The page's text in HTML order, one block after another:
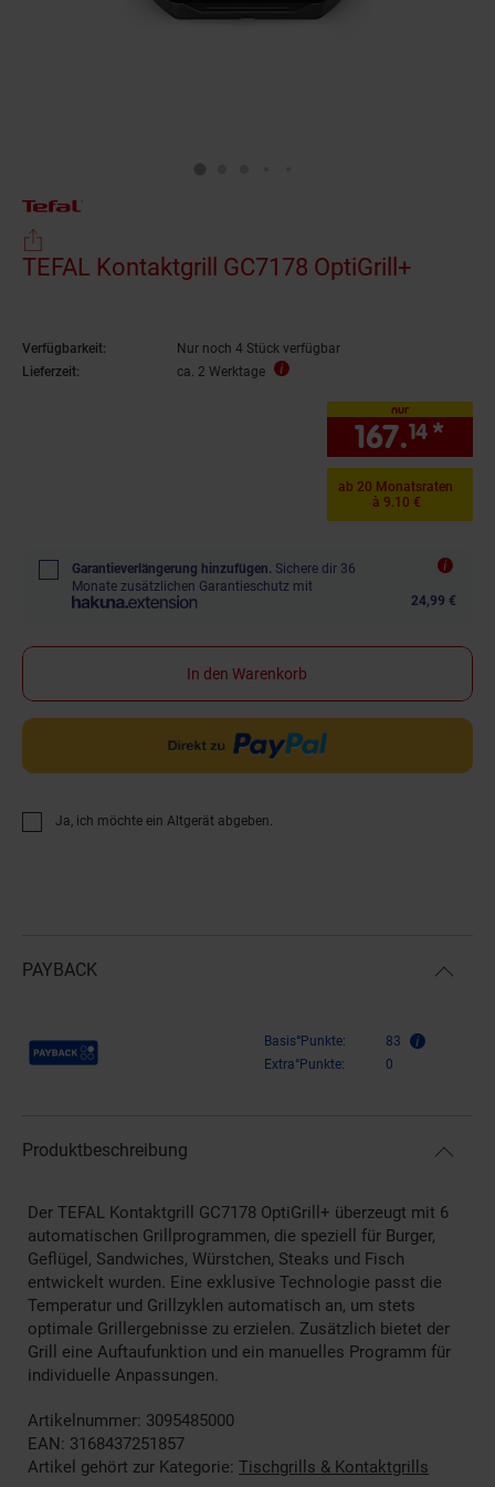
TEFAL Kontaktgrill GC7178 OptiGrill+
Verfügbarkeit:
Nur noch 4 Stück verfügbar
Lieferzeit:
ca. 2 Werktage
nur
167.14 *
ab 20 Monatsraten
à 9.10 €
Garantieverlängerung hinzufügen. Sichere dir 36
Monate zusätzlichen Garantieschutz mit
24,99 €
In den Warenkorb
Ja, ich möchte ein Altgerät abgeben.
PAYBACK
Payback Punkte Basis°Punkte:
83
Extra°Punkte:
0
Produktbeschreibung
Der TEFAL Kontaktgrill GC7178 OptiGrill+ überzeugt mit 6
automatischen Grillprogrammen, die speziell für Burger,
Geflügel, Sandwiches, Würstchen, Steaks und Fisch
entwickelt wurden. Eine exklusive Technologie passt die
Temperatur und Grillzyklen automatisch an, um stets
optimale Grillergebnisse zu erzielen. Zusätzlich bietet der
Grill eine Auftaufunktion und ein manuelles Programm für
individuelle Anpassungen.
Artikelnummer: 3095485000
EAN: 3168437251857
Artikel gehört zur Kategorie: Tischgrills & Kontaktgrills